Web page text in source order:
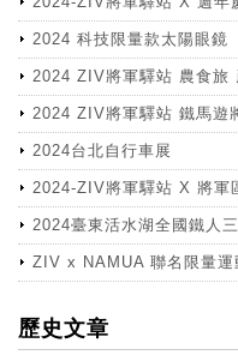
2024 科技限量款太陽眼鏡
2024 ZIV將軍驛站 農食旅
2024 ZIV將軍驛站 鐵馬遊
2024台北自行車展
2024-ZIV將軍驛站 X 將軍
2024臺東活水湖全國鐵人
ZIV x NAMUA 聯名限量運
more
歷史文章